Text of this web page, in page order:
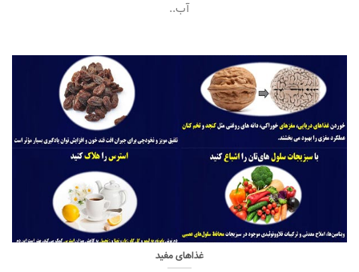
آب..
غذاهای مفید